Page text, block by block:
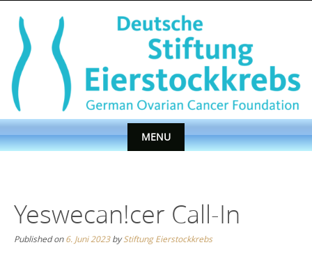
content
MENU
Yeswecan!cer Call-In
Published on6. Juni 2023byStiftung Eierstockkrebs